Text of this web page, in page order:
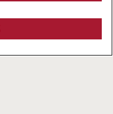
DEVIS